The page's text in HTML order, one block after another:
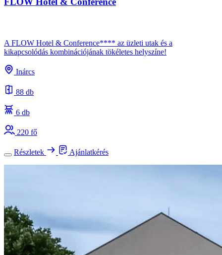
A FLOW Hotel & Conference**** az üzleti utak és a
kikapcsolódás kombinációjának tökéletes helyszíne!
Inárcs
88 db
6 db
220 fő
Részletek Ajánlatkérés